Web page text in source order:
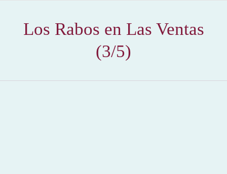
Los Rabos en Las Ventas
(3/5)